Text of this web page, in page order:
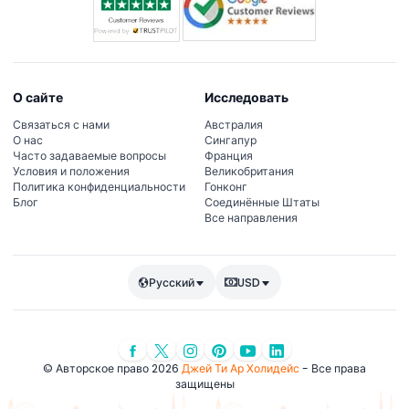
О сайте
Связаться с нами
О нас
Часто задаваемые вопросы
Условия и положения
Политика конфиденциальности
Блог
Исследовать
Австралия
Сингапур
Франция
Великобритания
Гонконг
Соединённые Штаты
Все направления
Русский USD
© Авторское право 2026 Джей Ти Ар Холидейс- Все права
защищены